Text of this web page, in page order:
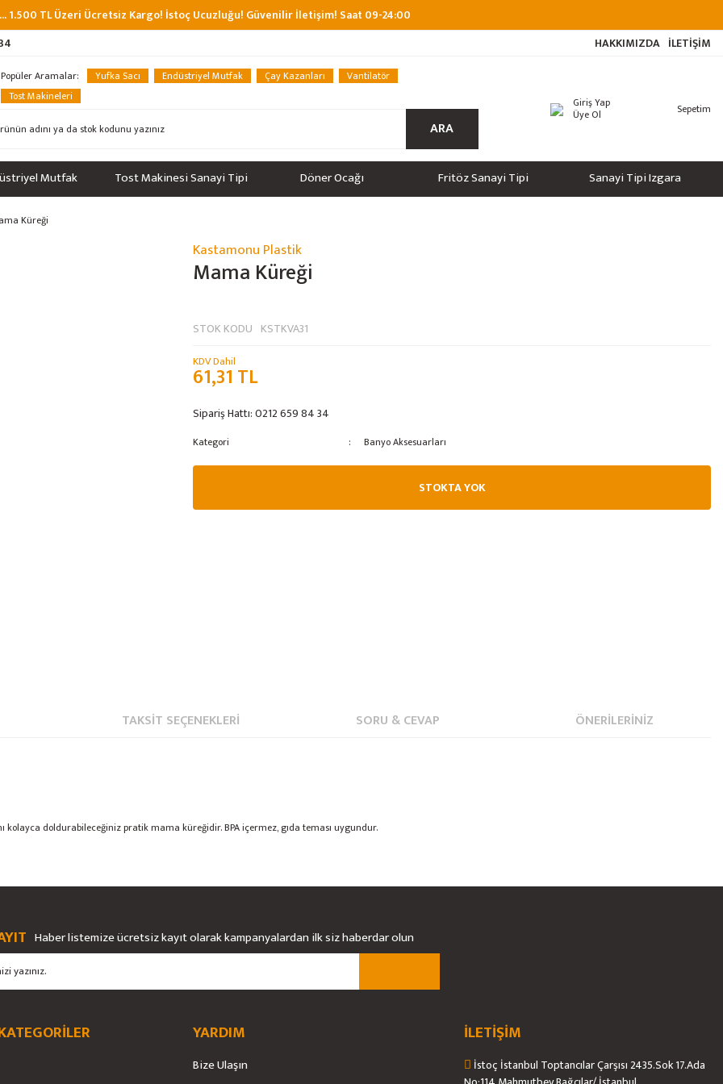
1.500 TL Üzeri Ücretsiz Kargo! İstoç Ucuzluğu! Güvenilir İletişim! Saat 09-24:00
HAKKIMIZDA İLETİŞİM
Popüler Aramalar: Yufka Sacı Endüstriyel Mutfak Çay Kazanları
Vantilatör
Tost Makineleri
ARA
Giriş Yap
Üye Ol Sepetim
Mutfak Tost Makinesi Sanayi Tipi Döner Ocağı Fritöz Sanayi Tipi Sanayi Tipi Izgara
Küreği
Kastamonu Plastik
Mama Küreği
STOK KODU KSTKVA31
KDV Dahil
61,31 TL
Sipariş Hattı:0212 659 84 34
Kategori Banyo Aksesuarları
STOKTA YOK
TAKSIT SEÇENEKLERI SORU & CEVAP ÖNERILERINIZ
doldurabileceğiniz pratik mama küreğidir. BPA içermez, gıda teması uygundur.
Bu ürüne ilk yorumu siz yapın!
Yorum Yaz
Soru Sor
Haber listemize ücretsiz kayıt olarak kampanyalardan ilk siz haberdar olun
YARDIM
Bize Ulaşın
İLETİŞİM
İstoç İstanbul Toptancılar Çarşısı 2435.Sok 17.Ada